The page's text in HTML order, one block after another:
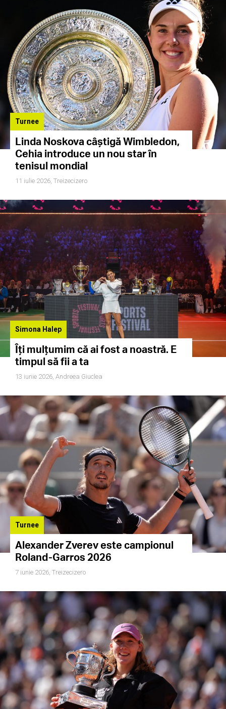
Turnee
Linda Noskova câștigă Wimbledon,
Cehia introduce un nou star în
tenisul mondial
11 iulie 2026, Treizecizero
Simona Halep
Îți mulțumim că ai fost a noastră. E
timpul să fii a ta
13 iunie 2026, Andreea Giuclea
Turnee
Alexander Zverev este campionul
Roland-Garros 2026
7 iunie 2026, Treizecizero